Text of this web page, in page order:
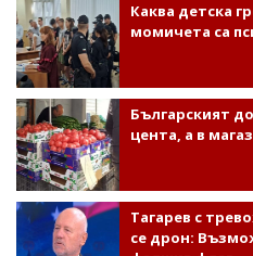
Каква детска
момичета са
Българският
цента, а в
Тагарев с
се дрон: